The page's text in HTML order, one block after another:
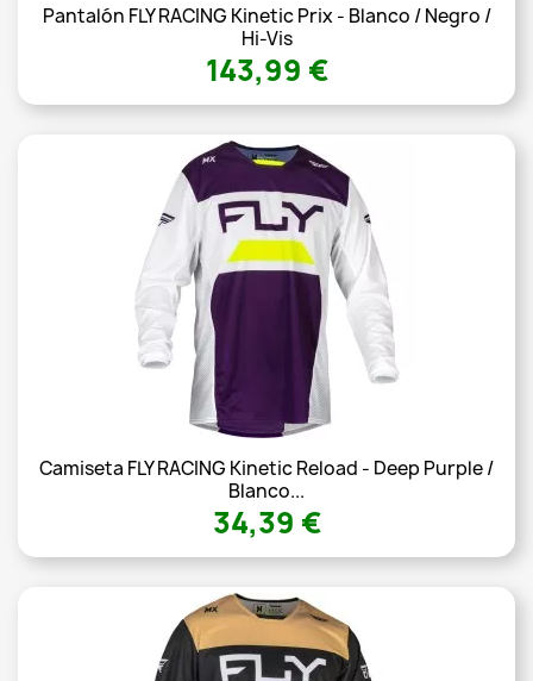
Pantalón FLY RACING Kinetic Prix - Blanco / Negro /
Hi-Vis
143,99 €
Camiseta FLY RACING Kinetic Reload - Deep Purple /
Blanco...
34,39 €